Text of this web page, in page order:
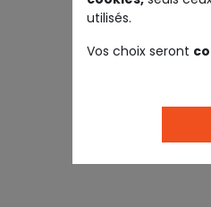
utilisés.
Vos choix seront